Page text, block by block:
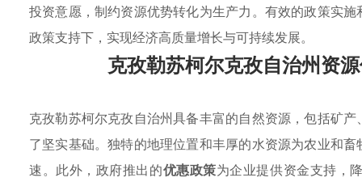
投资意愿，制约资源优势转化为生产力。有效的政策实
政策支持下，实现经济高质量增长与可持续发展。
克孜勒苏柯尔克孜自治州资
克孜勒苏柯尔克孜自治州具备丰富的自然资源，包括矿
了坚实基础。独特的地理位置和丰厚的水资源为农业和
速。此外，政府推出的优惠政策为企业提供资金支持，